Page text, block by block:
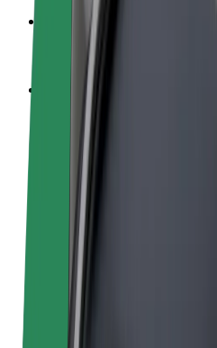
Avtopark sahibi kimi
Avtoparkınızı Bolt
Biznes üçün Bolt
Biznesiniz üçün
Qaydalar və Şərtlər
Məxfilik
Kukilər
© 2026 Bolt Technology OÜ